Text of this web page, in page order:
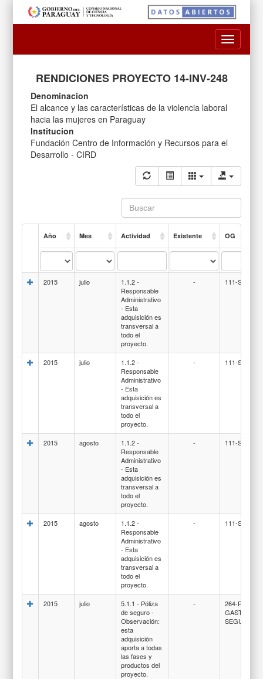
Toggle
RENDICIONES PROYECTO 14-INV-248
Denominacion
El alcance y las características de la violencia laboral
hacia las mujeres en Paraguay
Institucion
Fundación Centro de Información y Recursos para el
Desarrollo - CIRD
Año Mes Actividad Existente OG
2015 julio
1.1.2 -
Responsable
Administrativo
- Esta
adquisición es
transversal a
todo el
proyecto.
- 111-
2015 julio
1.1.2 -
Responsable
Administrativo
- Esta
adquisición es
transversal a
todo el
proyecto.
- 111-
2015 agosto
1.1.2 -
Responsable
Administrativo
- Esta
adquisición es
transversal a
todo el
proyecto.
- 111-
2015 agosto
1.1.2 -
Responsable
Administrativo
- Esta
adquisición es
transversal a
todo el
proyecto.
- 111-
2015 julio
5.1.1 - Póliza
de seguro -
Observación:
esta
adquisición
aporta a todas
las fases y
productos del
proyecto.
-
264-
GASTOS DE
SEGUROS